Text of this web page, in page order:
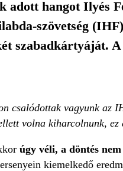
adott hangot Ilyés
szövetség
szabadkártyáját.
csalódottak vagyunk
volna kiharcolnunk, ez
úgy véli, a döntés
kiemelkedő